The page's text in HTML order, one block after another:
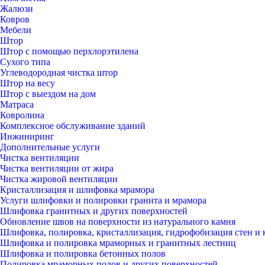
Жалюзи
Ковров
Мебели
Штор
Штор с помощью перхлорэтилена
Сухого типа
Углеводородная чистка штор
Штор на весу
Штор с выездом на дом
Матраса
Ковролина
Комплексное обслуживание зданий
Инжиниринг
Дополнительные услуги
Чистка вентиляции
Чистка вентиляции от жира
Чистка жировой вентиляции
Кристаллизация и шлифовка мрамора
Услуги шлифовки и полировки гранита и мрамора
Шлифовка гранитных и других поверхностей
Обновление швов на поверхности из натурального камня
Шлифовка, полировка, кристаллизация, гидрофобизация стен и
Шлифовка и полировка мраморных и гранитных лестниц
Шлифовка и полировка бетонных полов